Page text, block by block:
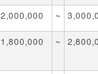
2,000,000 ~
1,800,000 ~